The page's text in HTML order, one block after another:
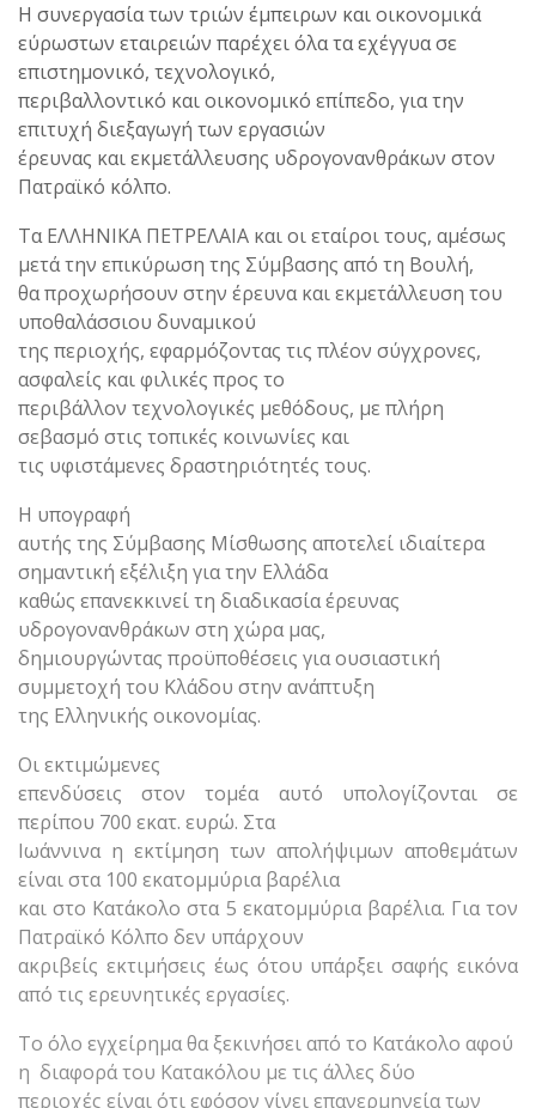
Η συνεργασία των τριών έμπειρων και οικονομικά
εύρωστων εταιρειών παρέχει όλα τα εχέγγυα σε
επιστημονικό, τεχνολογικό,
περιβαλλοντικό και οικονομικό επίπεδο, για την
επιτυχή διεξαγωγή των εργασιών
έρευνας και εκμετάλλευσης υδρογονανθράκων στον
Πατραϊκό κόλπο.
Τα ΕΛΛΗΝΙΚΑ ΠΕΤΡΕΛΑΙΑ και οι εταίροι τους, αμέσως
μετά την επικύρωση της Σύμβασης από τη Βουλή,
θα προχωρήσουν στην έρευνα και εκμετάλλευση του
υποθαλάσσιου δυναμικού
της περιοχής, εφαρμόζοντας τις πλέον σύγχρονες,
ασφαλείς και φιλικές προς το
περιβάλλον τεχνολογικές μεθόδους, με πλήρη
σεβασμό στις τοπικές κοινωνίες και
τις υφιστάμενες δραστηριότητές τους.
Η υπογραφή
αυτής της Σύμβασης Μίσθωσης αποτελεί ιδιαίτερα
σημαντική εξέλιξη για την Ελλάδα
καθώς επανεκκινεί τη διαδικασία έρευνας
υδρογονανθράκων στη χώρα μας,
δημιουργώντας προϋποθέσεις για ουσιαστική
συμμετοχή του Κλάδου στην ανάπτυξη
της Ελληνικής οικονομίας.
Οι εκτιμώμενες
επενδύσεις στον τομέα αυτό υπολογίζονται σε
περίπου 700 εκατ. ευρώ. Στα
Ιωάννινα η εκτίμηση των απολήψιμων αποθεμάτων
είναι στα 100 εκατομμύρια βαρέλια
και στο Κατάκολο στα 5 εκατομμύρια βαρέλια. Για τον
Πατραϊκό Κόλπο δεν υπάρχουν
ακριβείς εκτιμήσεις έως ότου υπάρξει σαφής εικόνα
από τις ερευνητικές εργασίες.
Το όλο εγχείρημα θα ξεκινήσει από το Κατάκολο αφού
η διαφορά του Κατακόλου με τις άλλες δύο
περιοχές είναι ότι εφόσον γίνει επανερμηνεία των